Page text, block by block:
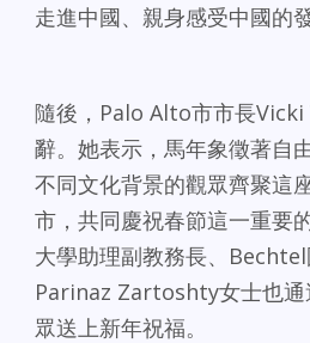
走進中國、親身感受中國的
隨後，Palo Alto市市長
辭。她表示，馬年象徵著自
不同文化背景的觀眾齊聚這
市，共同慶祝春節這一重要
大學助理副教務長、
Parinaz Zartoshty女士也通
眾送上新年祝福。